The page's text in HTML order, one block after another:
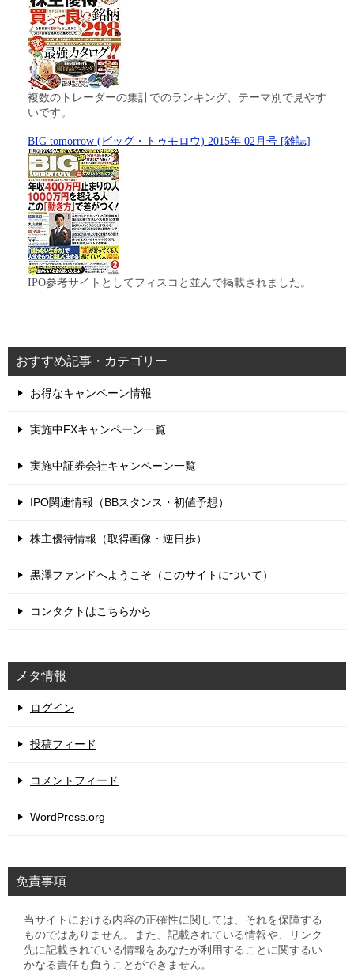
複数のトレーダーの集計でのランキング、テーマ別で見やす
いです。
BIG tomorrow (ビッグ・トゥモロウ) 2015年 02月号 [雑誌]
IPO参考サイトとしてフィスコと並んで掲載されました。
おすすめ記事・カテゴリー
お得なキャンペーン情報
実施中FXキャンペーン一覧
実施中証券会社キャンペーン一覧
IPO関連情報（BBスタンス・初値予想）
株主優待情報（取得画像・逆日歩）
黒澤ファンドへようこそ（このサイトについて）
コンタクトはこちらから
メタ情報
ログイン
投稿フィード
コメントフィード
WordPress.org
免責事項
当サイトにおける内容の正確性に関しては、それを保障する
ものではありません。また、記載されている情報や、リンク
先に記載されている情報をあなたが利用することに関するい
かなる責任も負うことができません。